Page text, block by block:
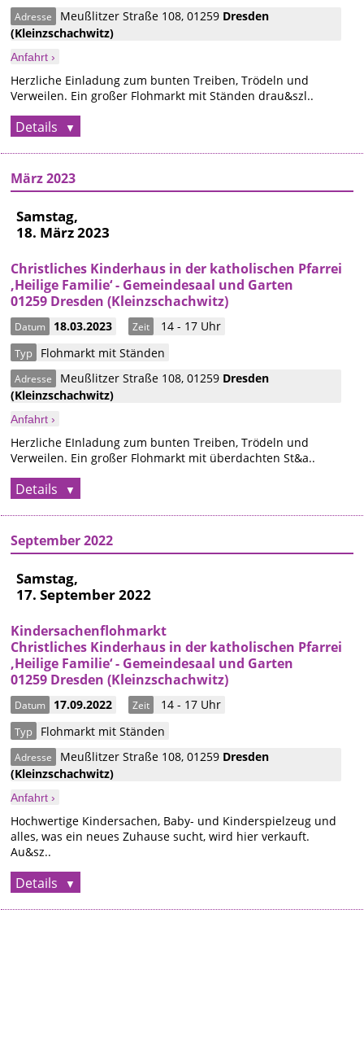
Adresse Meußlitzer Straße 108,01259 Dresden
(Kleinzschachwitz)
Anfahrt ›
Herzliche Einladung zum bunten Treiben, Trödeln und
Verweilen. Ein großer Flohmarkt mit Ständen drau&szl..
Details
März 2023
Samstag,
18. März 2023
Christliches Kinderhaus in der katholischen Pfarrei
‚Heilige Familie‘ - Gemeindesaal und Garten
01259 Dresden (Kleinzschachwitz)
Datum 18.03.2023 Zeit 14 - 17 Uhr
Typ Flohmarkt mit Ständen
Adresse Meußlitzer Straße 108,01259 Dresden
(Kleinzschachwitz)
Anfahrt ›
Herzliche EInladung zum bunten Treiben, Trödeln und
Verweilen. Ein großer Flohmarkt mit überdachten St&a..
Details
September 2022
Samstag,
17. September 2022
Kindersachenflohmarkt
Christliches Kinderhaus in der katholischen Pfarrei
‚Heilige Familie‘ - Gemeindesaal und Garten
01259 Dresden (Kleinzschachwitz)
Datum 17.09.2022 Zeit 14 - 17 Uhr
Typ Flohmarkt mit Ständen
Adresse Meußlitzer Straße 108,01259 Dresden
(Kleinzschachwitz)
Anfahrt ›
Hochwertige Kindersachen, Baby- und Kinderspielzeug und
alles, was ein neues Zuhause sucht, wird hier verkauft.
Au&sz..
Details